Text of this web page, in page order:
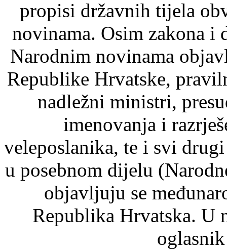
propisi državnih tijela
novinama. Osim zakona i
Narodnim novinama
Republike Hrvatske,
nadležni ministri,
imenovanja i
veleposlanika, te i svi
u posebnom dijelu
objavljuju se
Republika Hrvatska. U